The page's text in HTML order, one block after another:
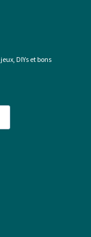
DIYs et bons